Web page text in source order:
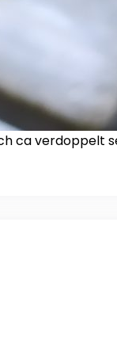
ca verdoppelt